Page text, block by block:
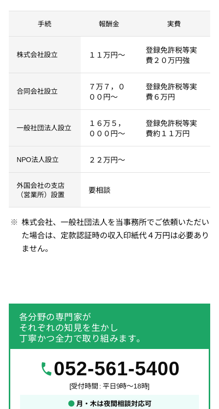
手続 報酬金 実費
株式会社設立 １１万円～
登録免許税等実
費２０万円強
合同会社設立
７万７，０
００円～
登録免許税等実
費６万円
一般社団法人設立
１６万５，
０００円～
登録免許税等実
費約１１万円
NPO法人設立 ２２万円～
外国会社の支店
（営業所）設置
要相談
株式会社、一般社団法人を当事務所でご依頼いただい
た場合は、定款認証時の収入印紙代４万円は必要あり
ません。
各分野の専門家が
それぞれの知見を生かし
丁寧かつ全力で取り組みます。
052-561-5400
[受付時間 : 平日9時～18時]
●月・木は夜間相談対応可